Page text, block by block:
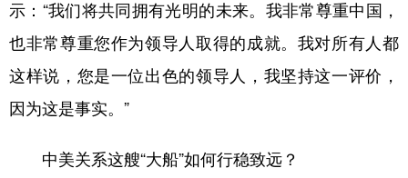
示：“我们将共同拥有光明的未来。我非常尊重中国，
也非常尊重您作为领导人取得的成就。我对所有人都
这样说，您是一位出色的领导人，我坚持这一评价，
因为这是事实。”
中美关系这艘“大船”如何行稳致远？